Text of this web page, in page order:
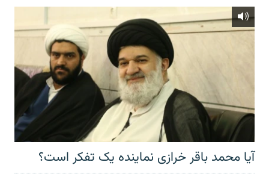
آیا محمد باقر خرازی نماینده یک تفکر است؟